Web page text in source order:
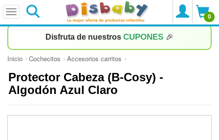
0
Disfruta de nuestros CUPONES 🎉
Inicio Cochecitos Accesorios carritos
Protector Cabeza (B-Cosy) -
Algodón Azul Claro